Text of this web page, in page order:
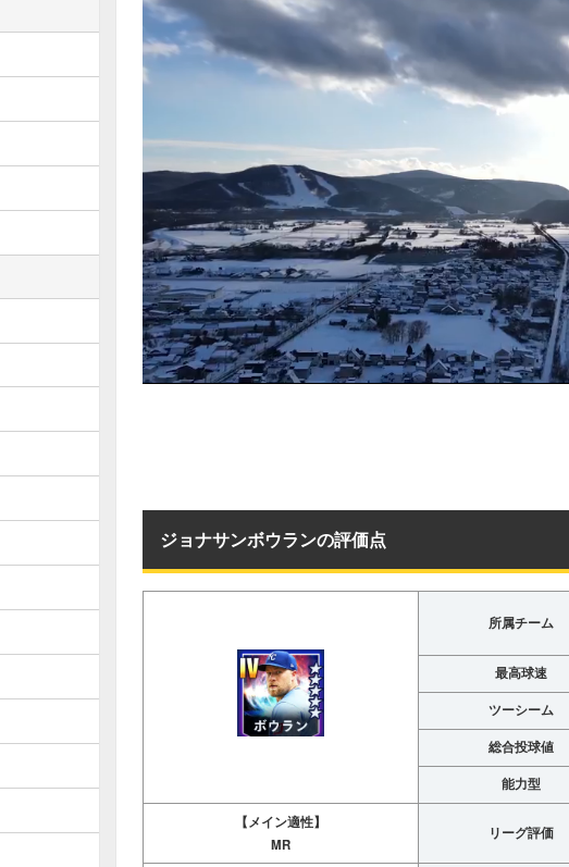
ジョナサンボウランの評価点
所属チーム
最高球速
ツーシーム
総合投球値
能力型
【メイン適性】
MR
リーグ評価